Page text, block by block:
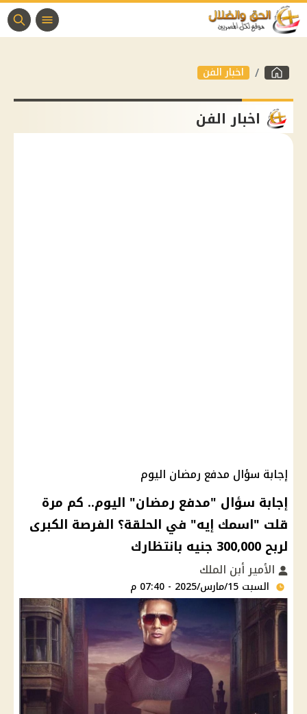
اخبار الفن
اخبار الفن
إجابة سؤال مدفع رمضان اليوم
إجابة سؤال "مدفع رمضان" اليوم.. كم مرة
قلت "اسمك إيه" في الحلقة؟ الفرصة الكبرى
لربح 300,000 جنيه بانتظارك
الأمير أبن الملك
السبت 15/مارس/2025 - 07:40 م